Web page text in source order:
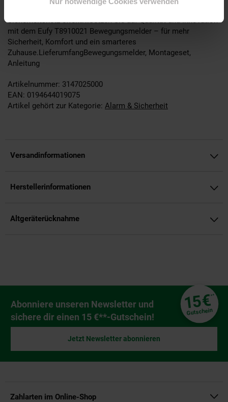
Sicherheitsnetz effektiv.Setzen Sie auf Qualität und Innovation
mit dem Eufy T8910021 Bewegungsmelder – für mehr
Sicherheit, Komfort und ein smarteres
Zuhause.LieferumfangBewegungsmelder, Montageset,
Anleitung
Artikelnummer: 3147025000
EAN: 0194644019075
Artikel gehört zur Kategorie: Alarm & Sicherheit
Versandinformationen
Herstellerinformationen
Altgeräterücknahme
Newsletter Anmeldung
Abonniere unseren Newsletter und
sichere dir einen 15 €**-Gutschein!
15€**
Gutschein
Jetzt Newsletter abonnieren
Zahlarten im Online-Shop